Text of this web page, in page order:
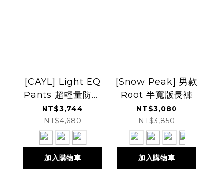
[CAYL] Light EQ
Pants 超輕量防風
透氣機能長褲
NT$3,744
NT$4,680
加入購物車
[Snow Peak] 男款
Root 半寬版長褲
NT$3,080
NT$3,850
加入購物車